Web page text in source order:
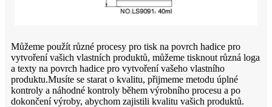
Můžeme použít různé procesy pro tisk na povrch hadice pro
vytvoření vašich vlastních produktů, můžeme tisknout různá loga
a texty na povrch hadice pro vytvoření vašeho vlastního
produktu.Musíte se starat o kvalitu, přijmeme metodu úplné
kontroly a náhodné kontroly během výrobního procesu a po
dokončení výroby, abychom zajistili kvalitu vašich produktů.